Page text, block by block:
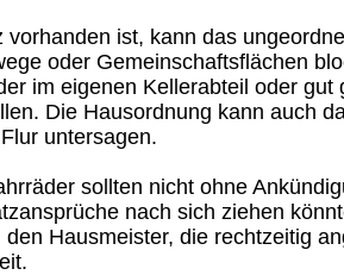
vorhanden ist, kann das
oder Gemeinschaftsflächen
im eigenen Kellerabteil oder gut
Die Hausordnung kann auch
untersagen.
sollten nicht ohne
nach sich ziehen
Hausmeister, die rechtzeitig